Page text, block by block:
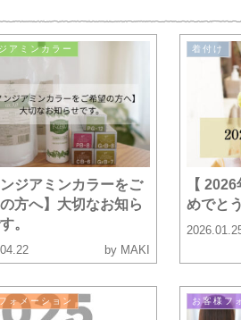
アミンカラー
ンジアミンカラーをご
方へ】大切なお知ら
。
by MAKI
着付け
【
めでと
ォメーション お客様フ